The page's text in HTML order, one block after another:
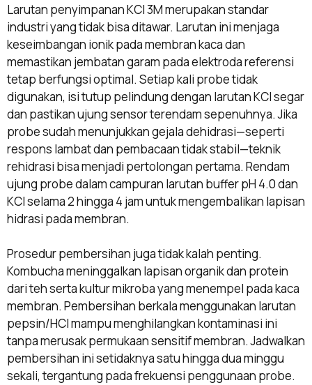
Larutan penyimpanan KCl 3M merupakan standar
industri yang tidak bisa ditawar. Larutan ini menjaga
keseimbangan ionik pada membran kaca dan
memastikan jembatan garam pada elektroda referensi
tetap berfungsi optimal. Setiap kali probe tidak
digunakan, isi tutup pelindung dengan larutan KCl segar
dan pastikan ujung sensor terendam sepenuhnya. Jika
probe sudah menunjukkan gejala dehidrasi—seperti
respons lambat dan pembacaan tidak stabil—teknik
rehidrasi bisa menjadi pertolongan pertama. Rendam
ujung probe dalam campuran larutan buffer pH 4.0 dan
KCl selama 2 hingga 4 jam untuk mengembalikan lapisan
hidrasi pada membran.
Prosedur pembersihan juga tidak kalah penting.
Kombucha meninggalkan lapisan organik dan protein
dari teh serta kultur mikroba yang menempel pada kaca
membran. Pembersihan berkala menggunakan larutan
pepsin/HCl mampu menghilangkan kontaminasi ini
tanpa merusak permukaan sensitif membran. Jadwalkan
pembersihan ini setidaknya satu hingga dua minggu
sekali, tergantung pada frekuensi penggunaan probe.